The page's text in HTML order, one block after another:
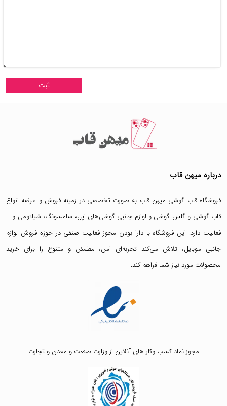
درباره میهن قاب
فروشگاه قاب گوشی میهن قاب به صورت تخصصی در زمینه فروش و عرضه انواع
قاب گوشی وگلس گوشی و لوازم جانبی گوشی‌های اپل، سامسونگ، شیائومی و …
فعالیت دارد. این فروشگاه با دارا بودن مجوز فعالیت صنفی در حوزه فروش لوازم
جانبی موبایل، تلاش می‌کند تجربه‌ای امن، مطمئن و متنوع را برای خرید
محصولات مورد نیاز شما فراهم کند.
مجوز نماد کسب وکار های آنلاین از وزارت صنعت و معدن و تجارت